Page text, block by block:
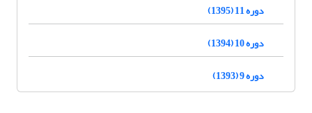
دوره 11 (1395)
دوره 10 (1394)
دوره 9 (1393)